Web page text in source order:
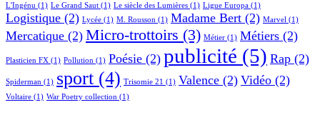
L'Ingénu (1) Le Grand Saut (1) Le siècle des Lumières (1) Ligue Europa (1)
Logistique (2) Lycée (1) M. Rousson (1) Madame Bert (2) Marvel (1)
Mercatique (2) Micro-trottoirs (3) Métier (1) Métiers (2)
Plasticien FX (1) Pollution (1) Poésie (2) publicité (5) Rap (2)
Spiderman (1) sport (4) Trisomie 21 (1) Valence (2) Vidéo (2)
Voltaire (1) War Poetry collection (1)